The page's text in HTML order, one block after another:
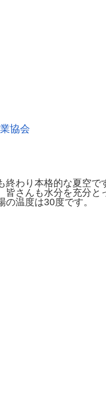
終わり本格的な夏空で
皆さんも水分を充分と
温度は30度です。